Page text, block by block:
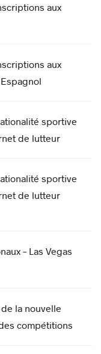
aux
aux
sportive
de lutteur
sportive
de lutteur
– Las Vegas
la nouvelle
compétitions